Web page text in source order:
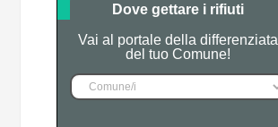
Dove gettare i rifiuti
Vai al portale della differenziata
del tuo Comune!